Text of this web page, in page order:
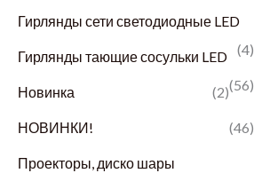
Гирлянды сети светодиодные LED
(4)
Гирлянды тающие сосульки LED
(56)
Новинка (2)
НОВИНКИ! (46)
Проекторы, диско шары